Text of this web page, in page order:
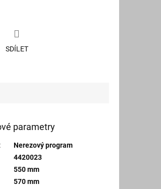
SDÍLET
parametry
:
Nerezový program
4420023
550 mm
570 mm